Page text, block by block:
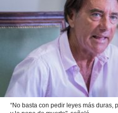
“No basta con pedir leyes más duras,